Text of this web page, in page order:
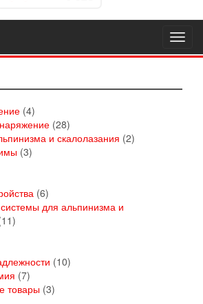
44
товара2828
товаров
и скалолазания 22
33
66
товаров
для альпинизма и
1111
1010
77
товаров
товары 33